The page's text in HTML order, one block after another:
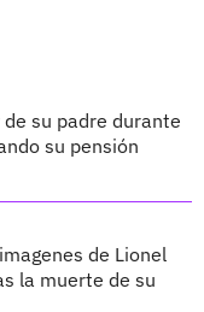
su padre durante
su pensión
de Lionel
la muerte de su